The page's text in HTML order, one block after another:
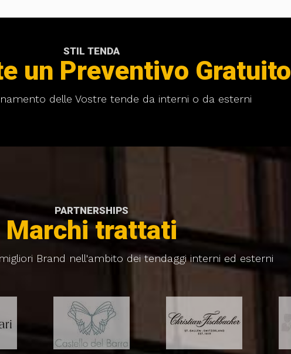
STIL TENDA
un Preventivo Gratuito
delle Vostre tende da interni o da esterni
PARTNERSHIPS
Marchi trattati
Brand nell'ambito dei tendaggi interni ed esterni